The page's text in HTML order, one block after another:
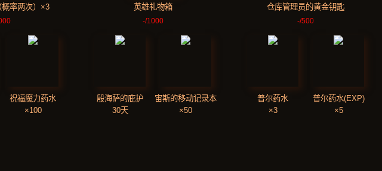
率两次）×3
祝福魔力药水
×100
-/1000
英雄礼物箱
殷海萨的庇护
30天
宙斯的移动记录本
×50
-/500
仓库管理员的黄金钥匙
普尔药水
×3
普尔药水(EXP)
×5